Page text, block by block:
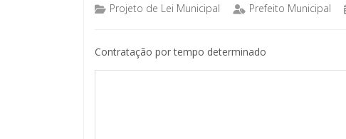
Projeto de Lei Municipal Prefeito Municipal
Contratação por tempo determinado